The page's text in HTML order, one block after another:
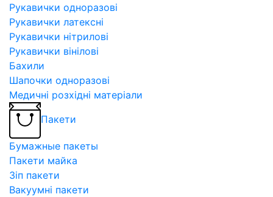
Рукавички одноразові
Рукавички латексні
Рукавички нітрилові
Рукавички вінілові
Бахили
Шапочки одноразові
Медичні розхідні матеріали
Пакети
Бумажные пакеты
Пакети майка
Зіп пакети
Вакуумні пакети